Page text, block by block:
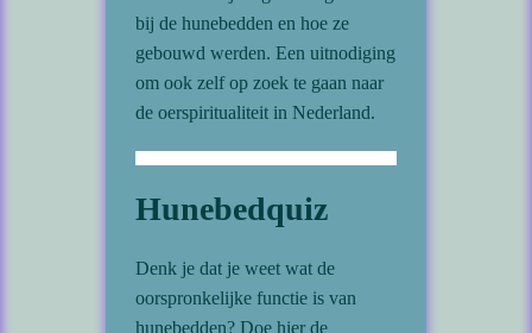
bij de hunebedden en hoe ze
gebouwd werden. Een uitnodiging
om ook zelf op zoek te gaan naar
de oerspiritualiteit in Nederland.
Hunebedquiz
Denk je dat je weet wat de
oorspronkelijke functie is van
hunebedden? Doe hier de